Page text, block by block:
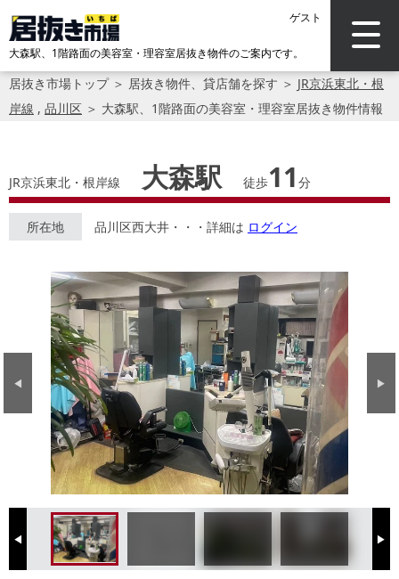
ゲスト
大森駅、1階路面の美容室・理容室居抜き物件のご案内です。
居抜き市場トップ＞ 居抜き物件、貸店舗を探す ＞ JR京浜東北・根
岸線 , 品川区 ＞ 大森駅、1階路面の美容室・理容室居抜き物件情報
JR京浜東北・根岸線 大森駅 徒歩11 分
所在地 品川区西大井・・・詳細は ログイン
Previous Next
Previous Next